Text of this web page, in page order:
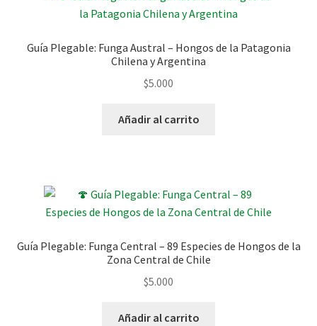
Guía Plegable: Funga Austral – Hongos de la Patagonia
Chilena y Argentina
$5.000
Añadir al carrito
Guía Plegable: Funga Central – 89 Especies de Hongos de la
Zona Central de Chile
$5.000
Añadir al carrito